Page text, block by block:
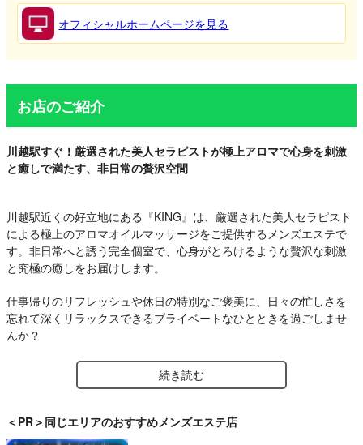
オフィシャルホームページを見る
お店のご紹介
川越駅すぐ！厳選された美人セラピストが極上アロマで心身を刺激
と癒しで満たす、非日常の贅沢空間
川越駅近くの好立地にある『KING』は、厳選された美人セラピスト
による極上のアロマオイルマッサージをご提供するメンズエステで
す。非日常へと誘う完全個室で、心身がとろけるような贅沢な刺激
と究極の癒しをお届けします。
仕事帰りのリフレッシュや休日の特別なご褒美に、日々の忙しさを
忘れて深くリラックスできるプライベートなひとときを過ごしませ
んか？
技術はもちろん、細やかなおもてなしの心を持ったキャストたち
が、お客様一人ひとりの疲れを丁寧に解きほぐします。川越エリア
験をぜひご堪能ください。
続き読む
＜PR＞同じエリアのおすすめメンズエステ店